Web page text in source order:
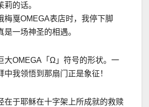
莉的话。
梅戛OMEGA表店时，我停下脚
是一场神圣的相遇。
大OMEGA「Ω」符号的形状。一
中我领悟到那扇门正是象征！
在于耶稣在十字架上所成就的救赎